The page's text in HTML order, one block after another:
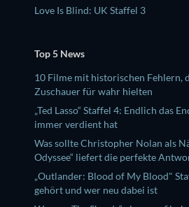
Love Is Blind: UK Staffel 3
Top 5 News
10 Filme mit historischen Fehlern,
Zuschauer für wahr hielten
„Ted Lasso“ Staffel 4: Endlich das
immer verdient hat
Was sollte Christopher Nolan als
Odyssee“ liefert die perfekte
„Outlander: Blood of My Blood"
gehört und wer neu dabei ist